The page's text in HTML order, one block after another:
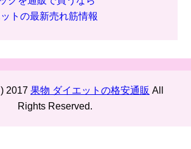
トの最新売れ筋情報
2017 果物 ダイエットの格安通販 All
Rights Reserved.